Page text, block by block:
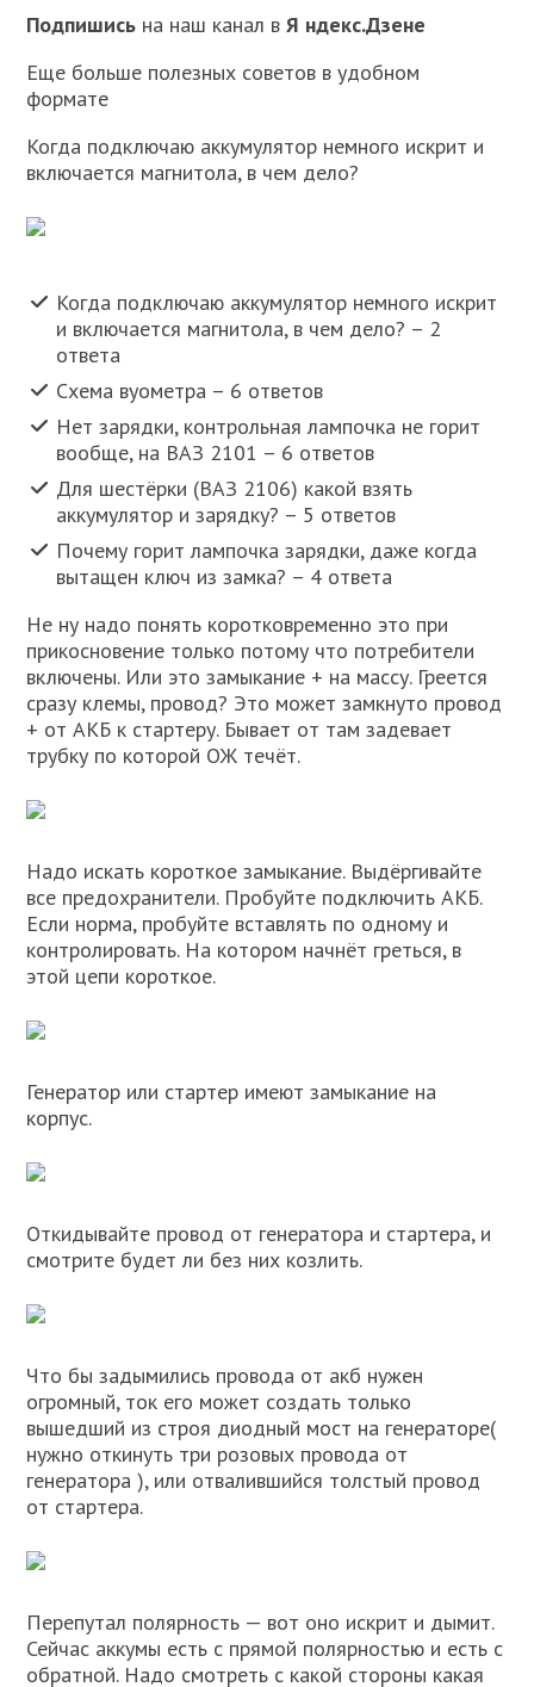
Подпишись на наш канал в Я ндекс.Дзене
Еще больше полезных советов в удобном
формате
Когда подключаю аккумулятор немного искрит и
включается магнитола, в чем дело?
Когда подключаю аккумулятор немного искрит
и включается магнитола, в чем дело? – 2
ответа
Схема вуометра – 6 ответов
Нет зарядки, контрольная лампочка не горит
вообще, на ВАЗ 2101 – 6 ответов
Для шестёрки (ВАЗ 2106) какой взять
аккумулятор и зарядку? – 5 ответов
Почему горит лампочка зарядки, даже когда
вытащен ключ из замка? – 4 ответа
Не ну надо понять коротковременно это при
прикосновение только потому что потребители
включены. Или это замыкание + на массу. Греется
сразу клемы, провод? Это может замкнуто провод
+ от АКБ к стартеру. Бывает от там задевает
трубку по которой ОЖ течёт.
Надо искать короткое замыкание. Выдёргивайте
все предохранители. Пробуйте подключить АКБ.
Если норма, пробуйте вставлять по одному и
контролировать. На котором начнёт греться, в
этой цепи короткое.
Генератор или стартер имеют замыкание на
корпус.
Откидывайте провод от генератора и стартера, и
смотрите будет ли без них козлить.
Что бы задымились провода от акб нужен
огромный, ток его может создать только
вышедший из строя диодный мост на генераторе(
нужно откинуть три розовых провода от
генератора ), или отвалившийся толстый провод
от стартера.
Перепутал полярность — вот оно искрит и дымит.
Сейчас аккумы есть с прямой полярностью и есть с
обратной. Надо смотреть с какой стороны какая